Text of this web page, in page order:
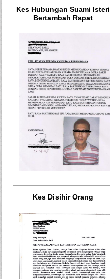
Kes Hubungan Suami Isteri
Bertambah Rapat
Kes Disihir Orang